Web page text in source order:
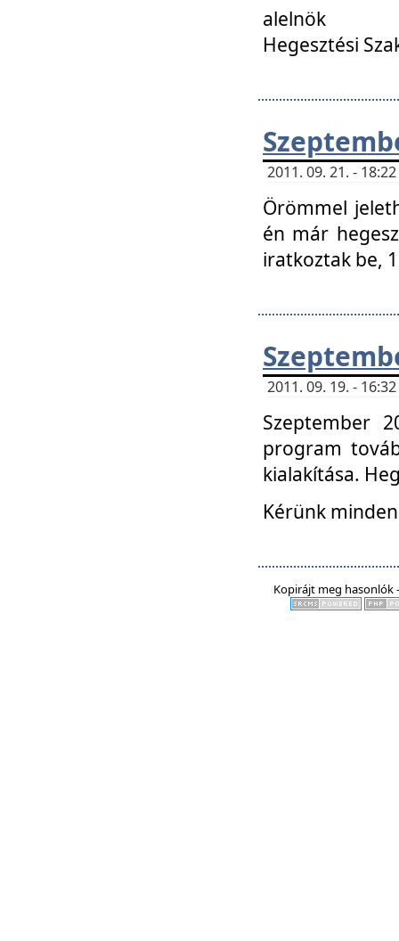
alelnök
Hegesztési
2011. 09. 21. -
Örömmel
én már
iratkoztak be,
2011. 09. 19. -
Szeptember
program
kialakítása.
Kérünk
Kopirájt meg hasonlók